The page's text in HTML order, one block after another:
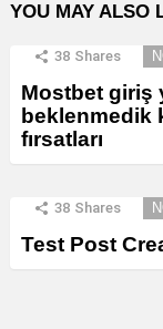
YOU MAY ALSO
38 Shares
Mostbet giriş
beklenmedik
fırsatları
38 Shares
Test Post